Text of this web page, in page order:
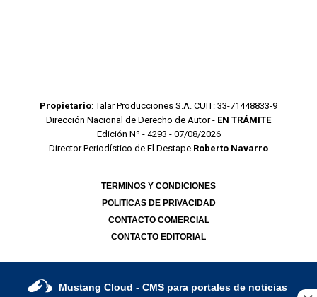
Propietario: Talar Producciones S.A. CUIT: 33-71448833-9
Dirección Nacional de Derecho de Autor - EN TRÁMITE
Edición Nº - 4293 - 07/08/2026
Director Periodístico de El Destape Roberto Navarro
TERMINOS Y CONDICIONES
POLITICAS DE PRIVACIDAD
CONTACTO COMERCIAL
CONTACTO EDITORIAL
Mustang Cloud - CMS para portales de noticias